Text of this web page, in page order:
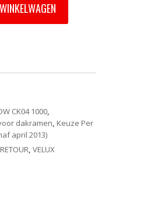
CK04 1000,
dakramen, Keuze Per
april 2013)
RETOUR, VELUX